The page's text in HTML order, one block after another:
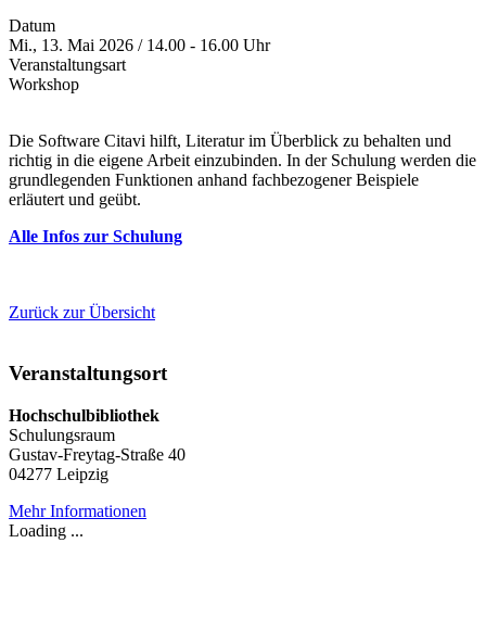
Datum
Mi., 13. Mai 2026 / 14.00 - 16.00 Uhr
Veranstaltungsart
Workshop
Die Software Citavi hilft, Literatur im Überblick zu behalten und
richtig in die eigene Arbeit einzubinden. In der Schulung werden die
grundlegenden Funktionen anhand fachbezogener Beispiele
erläutert und geübt.
Alle Infos zur Schulung
Zurück zur Übersicht
Veranstaltungsort
Hochschulbibliothek
Schulungsraum
Gustav-Freytag-Straße 40
04277 Leipzig
Mehr Informationen
Loading ...